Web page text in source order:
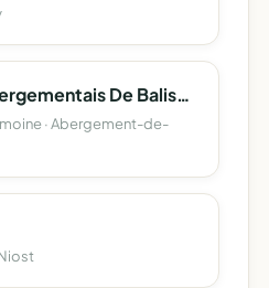
Club Pédestre Abergementais De Balisage
· Abergement-de-